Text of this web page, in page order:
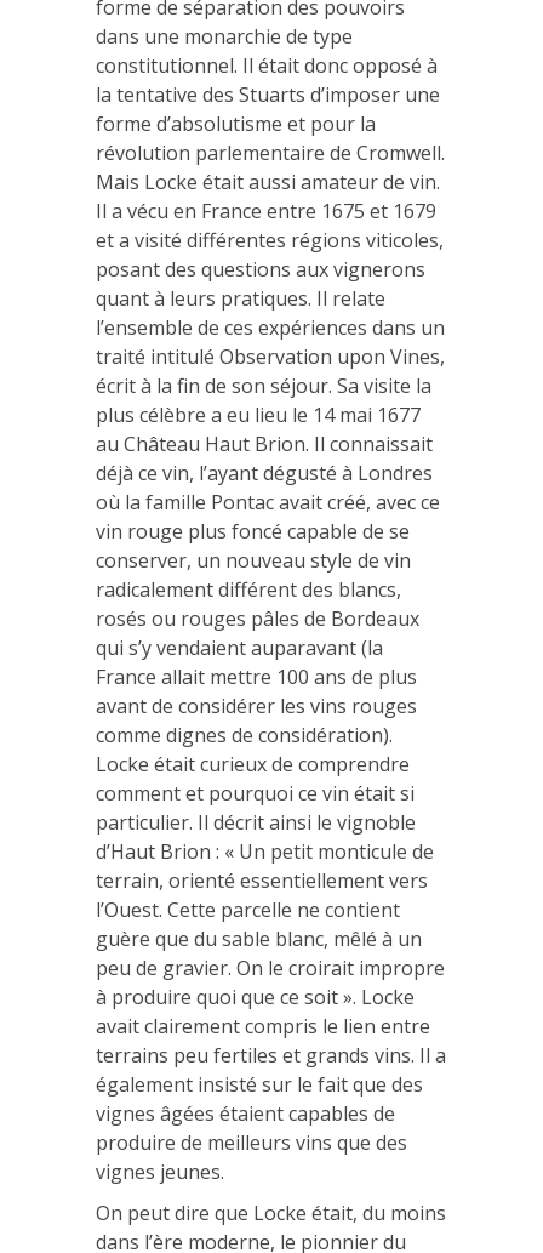
forme de séparation des pouvoirs
dans une monarchie de type
constitutionnel. Il était donc opposé à
la tentative des Stuarts d’imposer une
forme d’absolutisme et pour la
révolution parlementaire de Cromwell.
Mais Locke était aussi amateur de vin.
Il a vécu en France entre 1675 et 1679
et a visité différentes régions viticoles,
posant des questions aux vignerons
quant à leurs pratiques. Il relate
l’ensemble de ces expériences dans un
traité intitulé Observation upon Vines,
écrit à la fin de son séjour. Sa visite la
plus célèbre a eu lieu le 14 mai 1677
au Château Haut Brion. Il connaissait
déjà ce vin, l’ayant dégusté à Londres
où la famille Pontac avait créé, avec ce
vin rouge plus foncé capable de se
conserver, un nouveau style de vin
radicalement différent des blancs,
rosés ou rouges pâles de Bordeaux
qui s’y vendaient auparavant (la
France allait mettre 100 ans de plus
avant de considérer les vins rouges
comme dignes de considération).
Locke était curieux de comprendre
comment et pourquoi ce vin était si
particulier. Il décrit ainsi le vignoble
d’Haut Brion : « Un petit monticule de
terrain, orienté essentiellement vers
l’Ouest. Cette parcelle ne contient
guère que du sable blanc, mêlé à un
peu de gravier. On le croirait impropre
à produire quoi que ce soit ». Locke
avait clairement compris le lien entre
terrains peu fertiles et grands vins. Il a
également insisté sur le fait que des
vignes âgées étaient capables de
produire de meilleurs vins que des
vignes jeunes.
On peut dire que Locke était, du moins
dans l’ère moderne, le pionnier du